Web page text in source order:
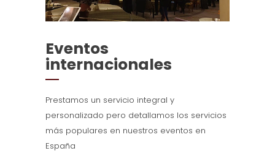
Eventos
internacionales
Prestamos un servicio integral y
personalizado pero detallamos los servicios
más populares en nuestros eventos en
España